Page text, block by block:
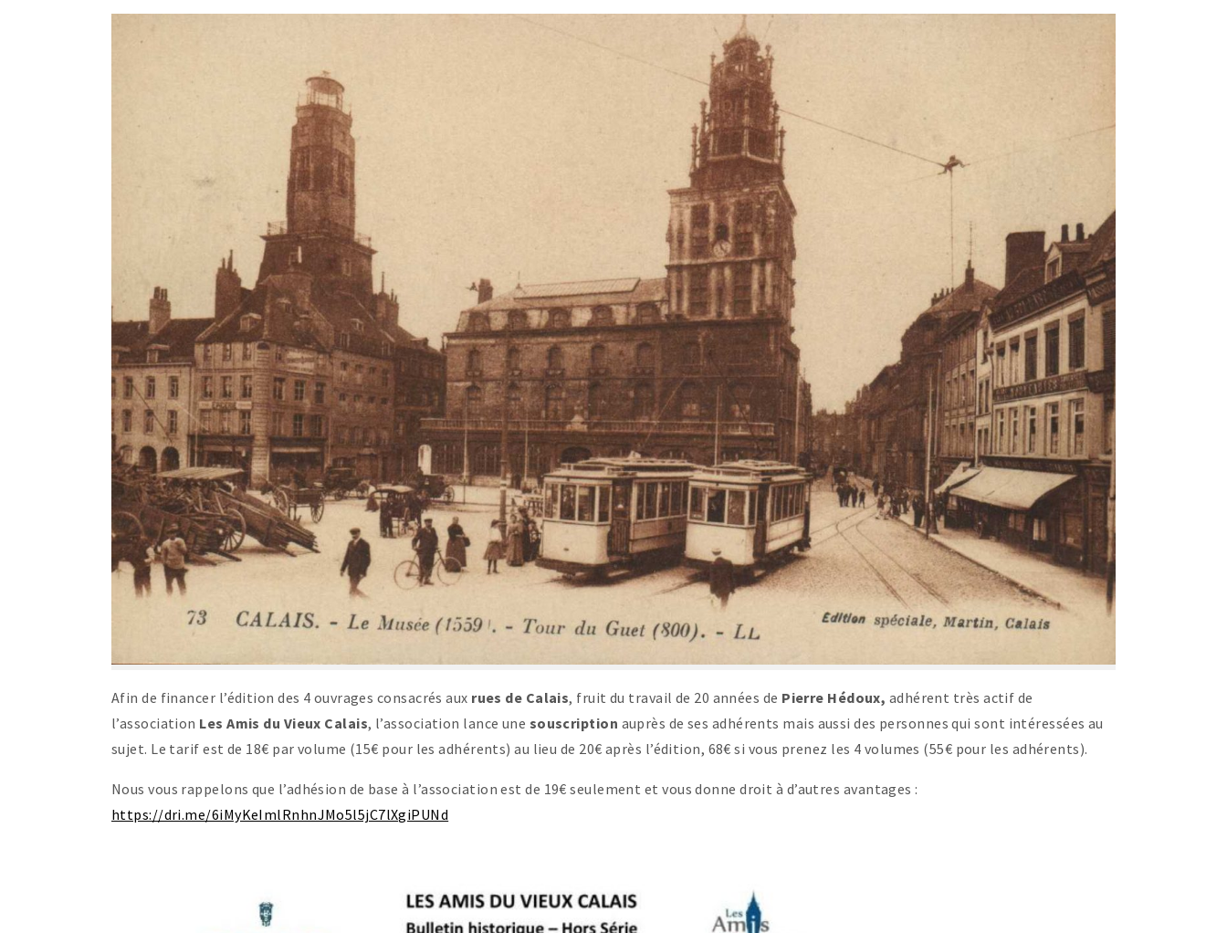
Afin de financer l’édition des 4 ouvrages consacrés aux rues de Calais, fruit du travail de 20 années de Pierre Hédoux, adhérent très actif de
l’association Les Amis du Vieux Calais, l’association lance une souscription auprès de ses adhérents mais aussi des personnes qui sont intéressées au
sujet. Le tarif est de 18€ par volume (15€ pour les adhérents) au lieu de 20€ après l’édition, 68€ si vous prenez les 4 volumes (55€ pour les adhérents).
Nous vous rappelons que l’adhésion de base à l’association est de 19€ seulement et vous donne droit à d’autres avantages :
https://dri.me/6iMyKeImlRnhnJMo5l5jC7lXgiPUNd